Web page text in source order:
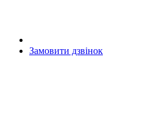
Замовити дзвінок